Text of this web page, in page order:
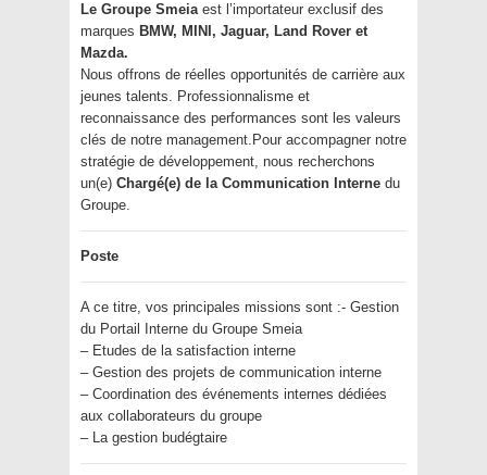
Le Groupe Smeia est l’importateur exclusif des
marques BMW, MINI, Jaguar, Land Rover et
Mazda.
Nous offrons de réelles opportunités de carrière aux
jeunes talents. Professionnalisme et
reconnaissance des performances sont les valeurs
clés de notre management.Pour accompagner notre
stratégie de développement, nous recherchons
un(e) Chargé(e) de la Communication Interne du
Groupe.
Poste
A ce titre, vos principales missions sont :- Gestion
du Portail Interne du Groupe Smeia
– Etudes de la satisfaction interne
– Gestion des projets de communication interne
– Coordination des événements internes dédiées
aux collaborateurs du groupe
– La gestion budégtaire